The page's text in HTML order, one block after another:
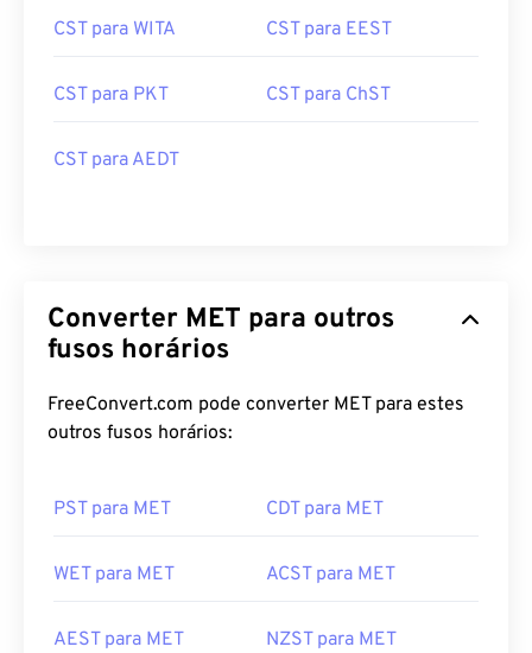
CST para WITA CST para EEST
CST para PKT CST para ChST
CST para AEDT
Converter MET para outros
fusos horários
FreeConvert.com pode converter MET para estes
outros fusos horários:
PST para MET CDT para MET
WET para MET ACST para MET
AEST para MET NZST para MET